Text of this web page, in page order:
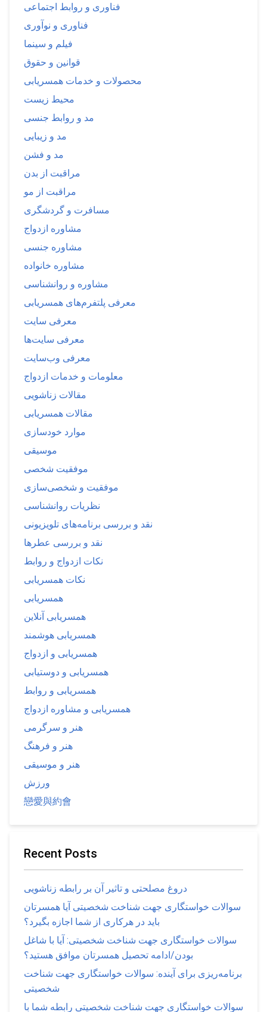
فناوری و روابط اجتماعی
فناوری و نوآوری
فیلم و سینما
قوانین و حقوق
محصولات و خدمات همسریابی
محیط زیست
مد و روابط جنسی
مد و زیبایی
مد و فشن
مراقبت از بدن
مراقبت از مو
مسافرت و گردشگری
مشاوره ازدواج
مشاوره جنسی
مشاوره خانواده
مشاوره و روانشناسی
معرفی پلتفرم‌های همسریابی
معرفی سایت
معرفی سایت‌ها
معرفی وب‌سایت
معلومات و خدمات ازدواج
مقالات زناشویی
مقالات همسریابی
موارد خودسازی
موسیقی
موفقیت شخصی
موفقیت و شخصی‌سازی
نظریات روانشناسی
نقد و بررسی برنامه‌های تلویزیونی
نقد و بررسی عطرها
نکات ازدواج و روابط
نکات همسریابی
همسریابی
همسریابی آنلاین
همسریابی هوشمند
همسریابی و ازدواج
همسریابی و دوستیابی
همسریابی و روابط
همسریابی و مشاوره ازدواج
هنر و سرگرمی
هنر و فرهنگ
هنر و موسیقی
ورزش
戀愛與約會
Recent Posts
دروغ مصلحتی و تاثیر آن بر رابطه زناشویی
سوالات خواستگاری جهت شناخت شخصیتی آیا همسرتان
باید در هرکاری از شما اجازه بگیرد؟
سوالات خواستگاری جهت شناخت شخصیتی: آیا با شاغل
بودن/ادامه تحصیل همسرتان موافق هستید؟
برنامه‌ریزی برای آینده: سوالات خواستگاری جهت شناخت
شخصیتی
سوالات خواستگاری جهت شناخت شخصیتی رابطه شما با